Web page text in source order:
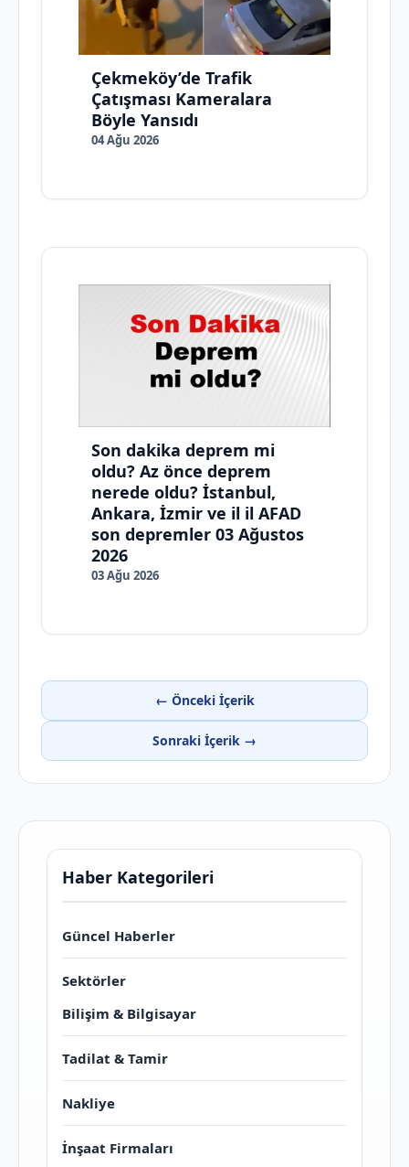
Çekmeköy’de Trafik
Çatışması Kameralara
Böyle Yansıdı
04 Ağu 2026
Son dakika deprem mi
oldu? Az önce deprem
nerede oldu? İstanbul,
Ankara, İzmir ve il il AFAD
son depremler 03 Ağustos
2026
03 Ağu 2026
← Önceki İçerik
Sonraki İçerik →
Haber Kategorileri
Güncel Haberler
Sektörler
Bilişim & Bilgisayar
Tadilat & Tamir
Nakliye
İnşaat Firmaları